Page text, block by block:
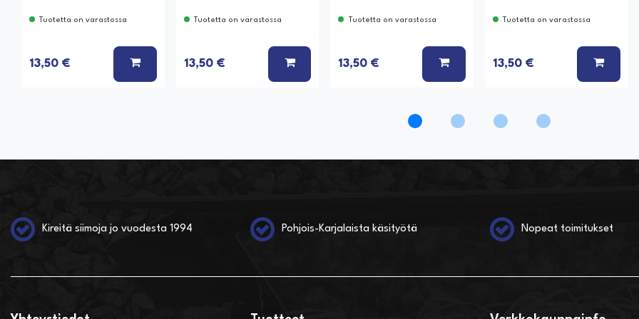
Tuotetta on varastossa
13,50 € LISÄÄ KORIIN
Tuotetta on varastossa
13,50 € LISÄÄ KORIIN
Tuotetta on varastossa
13,50 € LISÄÄ KORIIN
Tuotetta on varastossa
13,50 € LISÄÄ
Kireitä siimoja jo vuodesta 1994 Pohjois-Karjalaista käsityötä Nopeat toimitukset